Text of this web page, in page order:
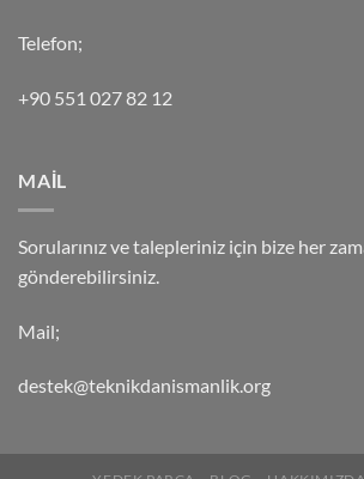
Telefon;
+90 551 027 82 12
MAİL
Sorularınız ve talepleriniz için bize her
gönderebilirsiniz.
Mail;
destek@teknikdanismanlik.org